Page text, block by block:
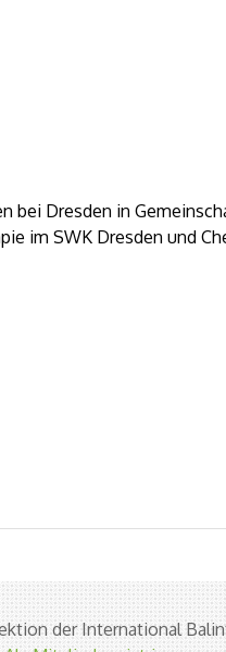
Dresden in
im SWK Dresden und
der International